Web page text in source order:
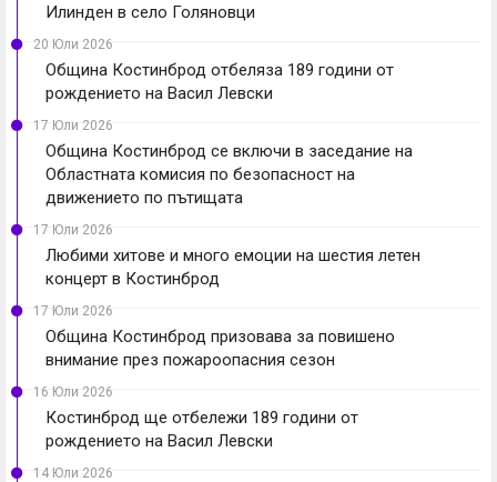
Илинден в село Голяновци
20 Юли 2026
Община Костинброд отбеляза 189 години от
рождението на Васил Левски
17 Юли 2026
Община Костинброд се включи в заседание на
Областната комисия по безопасност на
движението по пътищата
17 Юли 2026
Любими хитове и много емоции на шестия летен
концерт в Костинброд
17 Юли 2026
Община Костинброд призовава за повишено
внимание през пожароопасния сезон
16 Юли 2026
Костинброд ще отбележи 189 години от
рождението на Васил Левски
14 Юли 2026